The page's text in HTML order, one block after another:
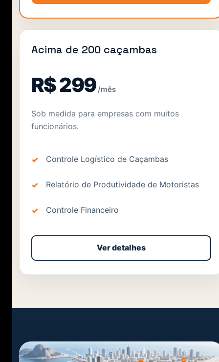
Acima de 200 caçambas
R$ 299 /mês
Sob medida para empresas com muitos
funcionários.
Controle Logístico de Caçambas
Relatório de Produtividade de Motoristas
Controle Financeiro
Ver detalhes